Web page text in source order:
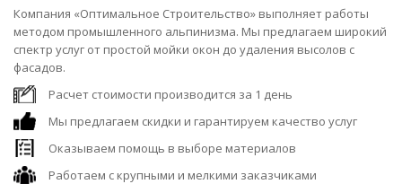
Компания «Оптимальное Строительство» выполняет работы
методом промышленного альпинизма. Мы предлагаем широкий
спектр услуг от простой мойки окон до удаления высолов с
фасадов.
Расчет стоимости производится за 1 день
Мы предлагаем скидки и гарантируем качество услуг
Оказываем помощь в выборе материалов
Работаем с крупными и мелкими заказчиками